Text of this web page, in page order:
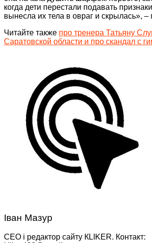
когда дети перестали подавать
вынесла их тела в овраг и скрылась», –
Читайте также про тренера Татьяну
Саратовской области и про скандал с
Іван Мазур
CEO і редактор сайту КLIKER. Контакт: